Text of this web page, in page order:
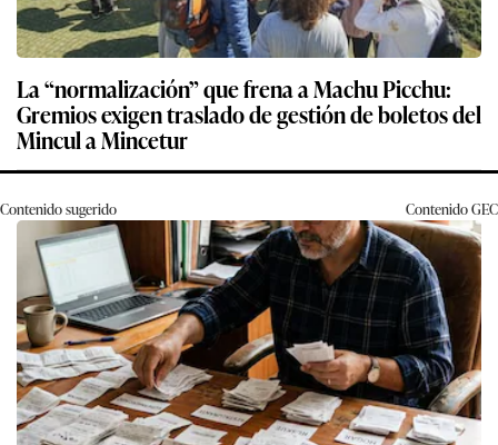
La “normalización” que frena a Machu Picchu:
Gremios exigen traslado de gestión de boletos del
Mincul a Mincetur
Contenido sugerido ContenidoGEC